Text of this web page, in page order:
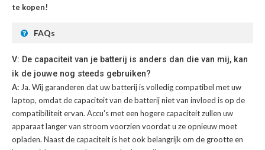
te kopen!
FAQs
V: De capaciteit van je batterij is anders dan die van mij, kan
ik de jouwe nog steeds gebruiken?
A: Ja. Wij garanderen dat uw batterij is volledig compatibel met uw
laptop, omdat de capaciteit van de batterij niet van invloed is op de
compatibiliteit ervan. Accu's met een hogere capaciteit zullen uw
apparaat langer van stroom voorzien voordat u ze opnieuw moet
opladen. Naast de capaciteit is het ook belangrijk om de grootte en